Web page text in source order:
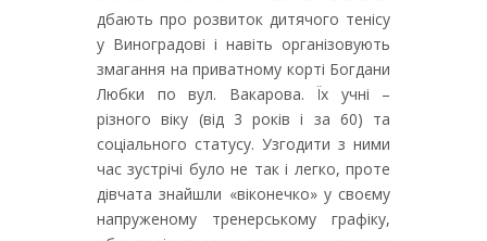
дбають про розвиток дитячого тенісу
у Виноградові і навіть організовують
змагання на приватному корті Богдани
Любки по вул. Вакарова. Їх учні –
різного віку (від 3 років і за 60) та
соціального статусу. Узгодити з ними
час зустрічі було не так і легко, проте
дівчата знайшли «віконечко» у своєму
напруженому тренерському графіку,